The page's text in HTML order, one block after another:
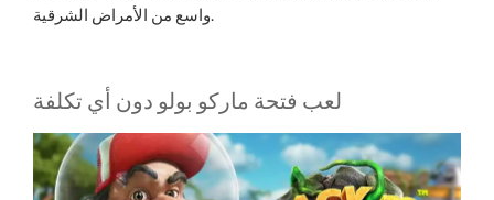
واسع من الأمراض الشرقية.
لعب فتحة ماركو بولو دون أي تكلفة